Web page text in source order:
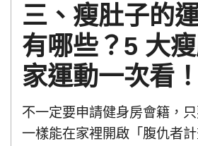
三、瘦肚子的
有哪些？5 大
家運動一次看！
不一定要申請健身房會籍，
一樣能在家裡開啟「腹仇者